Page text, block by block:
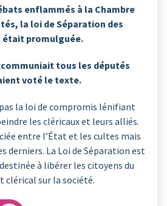
enflammés à la Chambre
la loi de Séparation des
était promulguée.
tous les députés
voté le texte.
la loi de compromis lénifiant
les cléricaux et leurs alliés.
entre l’État et les cultes mais
derniers. La Loi de Séparation est
à libérer les citoyens du
clérical sur la société.